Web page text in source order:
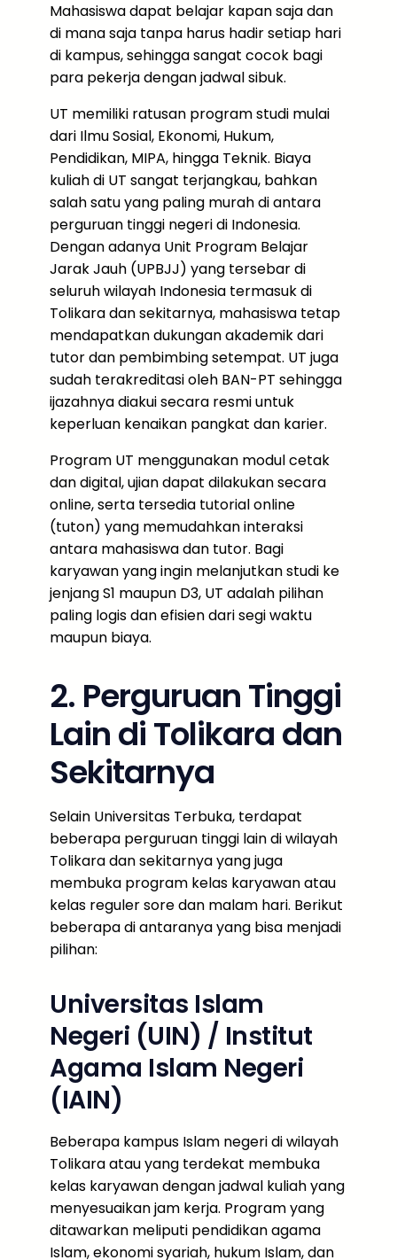
Mahasiswa dapat belajar kapan saja dan
di mana saja tanpa harus hadir setiap hari
di kampus, sehingga sangat cocok bagi
para pekerja dengan jadwal sibuk.
UT memiliki ratusan program studi mulai
dari Ilmu Sosial, Ekonomi, Hukum,
Pendidikan, MIPA, hingga Teknik. Biaya
kuliah di UT sangat terjangkau, bahkan
salah satu yang paling murah di antara
perguruan tinggi negeri di Indonesia.
Dengan adanya Unit Program Belajar
Jarak Jauh (UPBJJ) yang tersebar di
seluruh wilayah Indonesia termasuk di
Tolikara dan sekitarnya, mahasiswa tetap
mendapatkan dukungan akademik dari
tutor dan pembimbing setempat. UT juga
sudah terakreditasi oleh BAN-PT sehingga
ijazahnya diakui secara resmi untuk
keperluan kenaikan pangkat dan karier.
Program UT menggunakan modul cetak
dan digital, ujian dapat dilakukan secara
online, serta tersedia tutorial online
(tuton) yang memudahkan interaksi
antara mahasiswa dan tutor. Bagi
karyawan yang ingin melanjutkan studi ke
jenjang S1 maupun D3, UT adalah pilihan
paling logis dan efisien dari segi waktu
maupun biaya.
2. Perguruan Tinggi
Lain di Tolikara dan
Sekitarnya
Selain Universitas Terbuka, terdapat
beberapa perguruan tinggi lain di wilayah
Tolikara dan sekitarnya yang juga
membuka program kelas karyawan atau
kelas reguler sore dan malam hari. Berikut
beberapa di antaranya yang bisa menjadi
pilihan:
Universitas Islam
Negeri (UIN) / Institut
Agama Islam Negeri
(IAIN)
Beberapa kampus Islam negeri di wilayah
Tolikara atau yang terdekat membuka
kelas karyawan dengan jadwal kuliah yang
menyesuaikan jam kerja. Program yang
ditawarkan meliputi pendidikan agama
Islam, ekonomi syariah, hukum Islam, dan